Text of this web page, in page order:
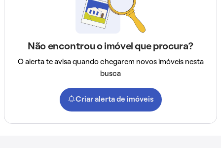
Não encontrou o imóvel que procura?
O alerta te avisa quando chegarem novos imóveis nesta
busca
Criar alerta de imóveis